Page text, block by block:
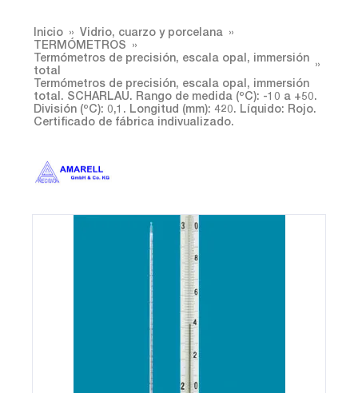
Inicio
Vidrio, cuarzo y porcelana
TERMÓMETROS
Termómetros de precisión, escala opal, immersión
total
Termómetros de precisión, escala opal, immersión
total. SCHARLAU. Rango de medida (ºC): -10 a +50.
División (ºC): 0,1. Longitud (mm): 420. Líquido: Rojo.
Certificado de fábrica indivualizado.